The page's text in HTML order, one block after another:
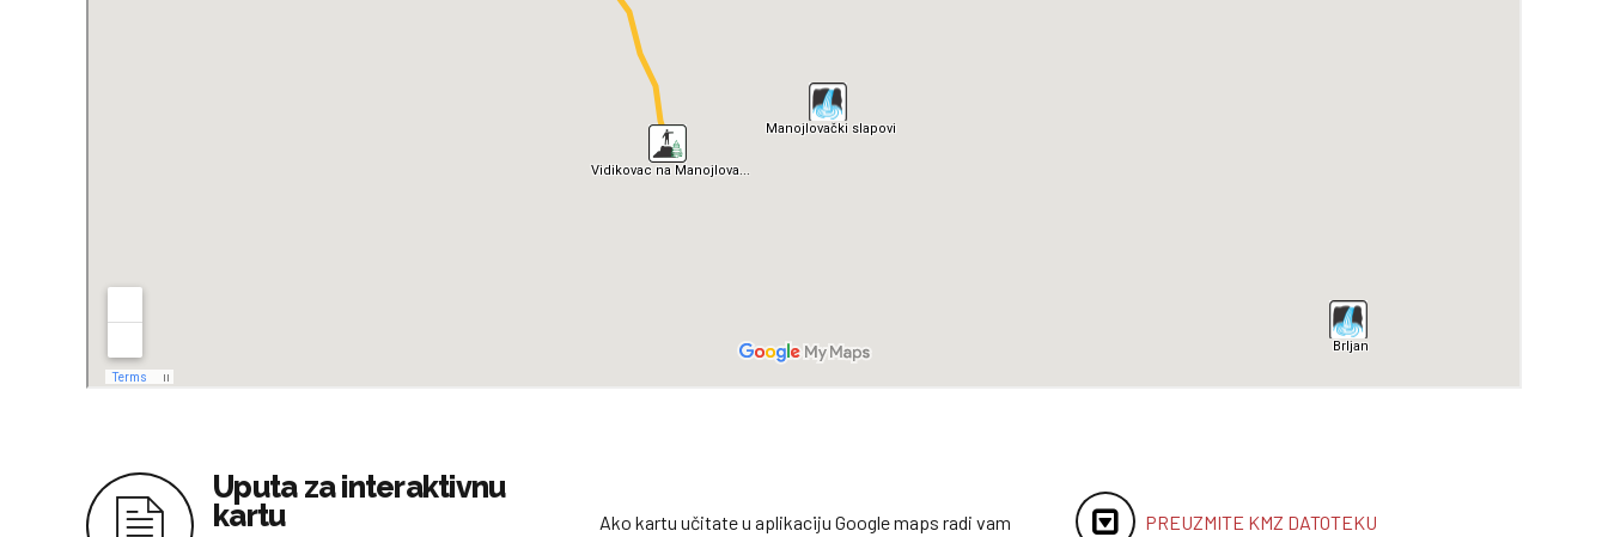
Uputa za interaktivnu
kartu
Ako kartu učitate u aplikaciju Google maps radi vam
PREUZMITE KMZ DATOTEKU